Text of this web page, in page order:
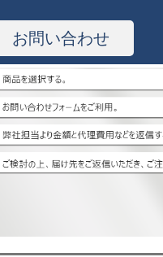
お問い合わせ